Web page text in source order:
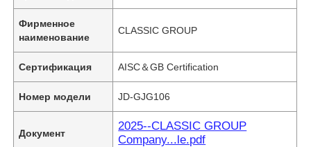
Фирменное
наименование
CLASSIC GROUP
Сертификация AISC＆GB Certification
Номер модели JD-GJG106
Документ
2025--CLASSIC GROUP
Company...le.pdf